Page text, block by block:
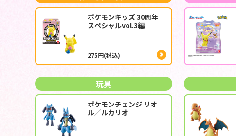
ポケモンキッズ 30周年
スペシャルvol.3編
275円(税込)
玩具
ポケモンチェンジ リオ
ル／ルカリオ